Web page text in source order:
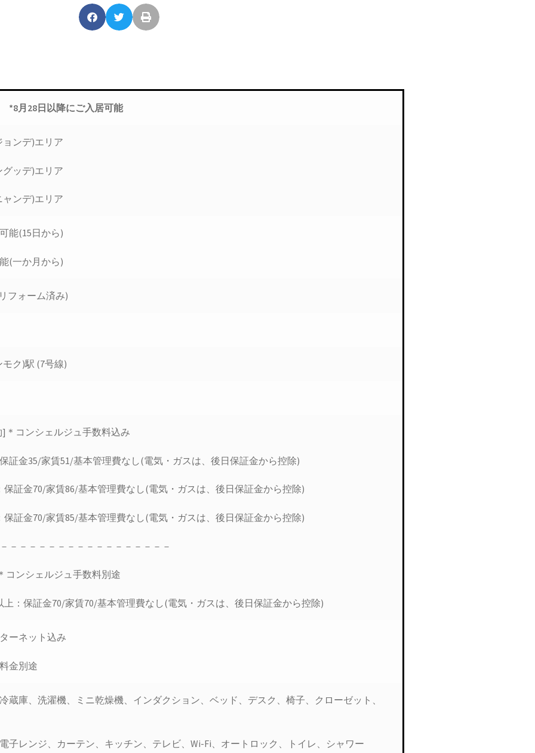
*8月28日以降にご入居可能
ンデ)エリア
ッデ)エリア
ンデ)エリア
能(15日から)
(一か月から)
フォーム済み)
ク)駅 (7号線)
＊コンシェルジュ手数料込み
証金35/家賃51/基本管理費なし(電気・ガスは、後日保証金から控除)
保証金70/家賃86/基本管理費なし(電気・ガスは、後日保証金から控除)
保証金70/家賃85/基本管理費なし(電気・ガスは、後日保証金から控除)
－－－－－－－－－－－－－－－－－
コンシェルジュ手数料別途
上：保証金70/家賃70/基本管理費なし(電気・ガスは、後日保証金から控除)
ーネット込み
金別途
蔵庫、洗濯機、ミニ乾燥機、インダクション、ベッド、デスク、椅子、クローゼット、
子レンジ、カーテン、キッチン、テレビ、Wi-Fi、オートロック、トイレ、シャワー